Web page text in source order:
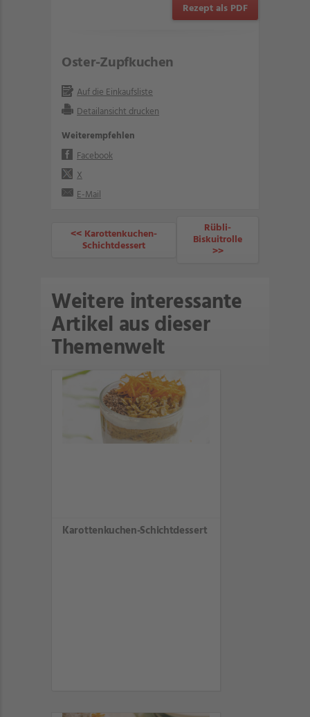
Rezept als PDF
Oster-Zupfkuchen
Auf die Einkaufsliste
Detailansicht drucken
Weiterempfehlen
Facebook
X
E-Mail
<< Karottenkuchen-
Schichtdessert
Rübli-
Biskuitrolle
>>
Weitere interessante
Artikel aus dieser
Themenwelt
Karottenkuchen-Schichtdessert